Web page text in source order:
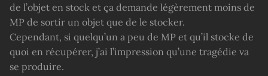
de l’objet en stock et ça demande légèrement moins de
MP de sortir un objet que de le stocker.
Cependant, si quelqu’un a peu de MP et qu’il stocke de
quoi en récupérer, j’ai l’impression qu’une tragédie va
se produire.